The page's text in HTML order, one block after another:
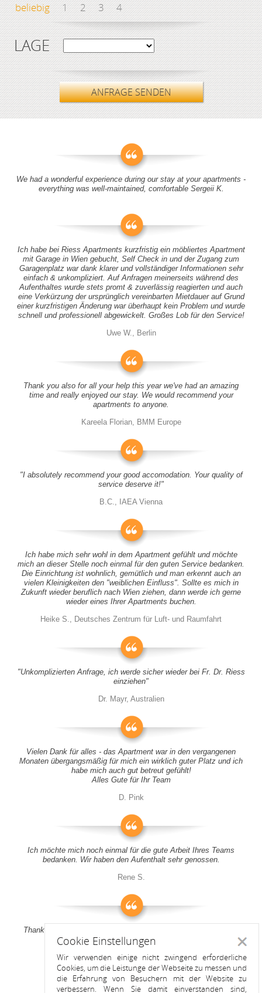
beliebig 1 2 3 4
LAGE
ANFRAGE SENDEN
We had a wonderful experience during our stay at your apartments -
everything was well-maintained, comfortable Sergeii K.
Ich habe bei Riess Apartments kurzfristig ein möbliertes Apartment
mit Garage in Wien gebucht, Self Check in und der Zugang zum
Garagenplatz war dank klarer und vollständiger Informationen sehr
einfach & unkompliziert. Auf Anfragen meinerseits während des
Aufenthaltes wurde stets promt & zuverlässig reagierten und auch
eine Verkürzung der ursprünglich vereinbarten Mietdauer auf Grund
einer kurzfristigen Änderung war überhaupt kein Problem und wurde
schnell und professionell abgewickelt. Großes Lob für den Service!
Uwe W., Berlin
Thank you also for all your help this year we've had an amazing
time and really enjoyed our stay. We would recommend your
apartments to anyone.
Kareela Florian, BMM Europe
"I absolutely recommend your good accomodation. Your quality of
service deserve it!"
B.C., IAEA Vienna
Ich habe mich sehr wohl in dem Apartment gefühlt und möchte
mich an dieser Stelle noch einmal für den guten Service bedanken.
Die Einrichtung ist wohnlich, gemütlich und man erkennt auch an
vielen Kleinigkeiten den "weiblichen Einfluss". Sollte es mich in
Zukunft wieder beruflich nach Wien ziehen, dann werde ich gerne
wieder eines Ihrer Apartments buchen.
Heike S., Deutsches Zentrum für Luft- und Raumfahrt
"Unkomplizierten Anfrage, ich werde sicher wieder bei Fr. Dr. Riess
einziehen"
Dr. Mayr, Australien
Vielen Dank für alles - das Apartment war in den vergangenen
Monaten übergangsmäßig für mich ein wirklich guter Platz und ich
habe mich auch gut betreut gefühlt!
Alles Gute für Ihr Team
D. Pink
Ich möchte mich noch einmal für die gute Arbeit Ihres Teams
bedanken. Wir haben den Aufenthalt sehr genossen.
Rene S.
Thank you all for your support! It was a pleasure to stay at your
apartment
Anitah S.
Cookie Einstellungen
Wir verwenden einige nicht zwingend erforderliche
Cookies, um die Leistunge der Webseite zu messen und
die Erfahrung von Besuchern mit der Website zu
verbessern. Wenn Sie damit einverstanden sind,